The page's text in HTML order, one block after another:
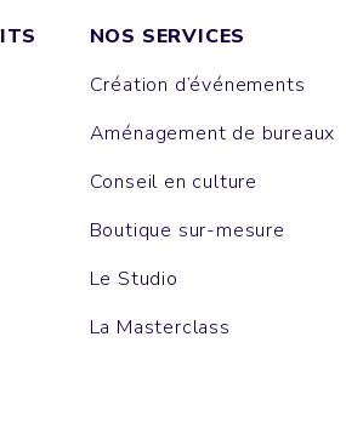
NOS SERVICES
Création d’événements
Aménagement de bureaux
Conseil en culture
Boutique sur-mesure
Le Studio
La Masterclass